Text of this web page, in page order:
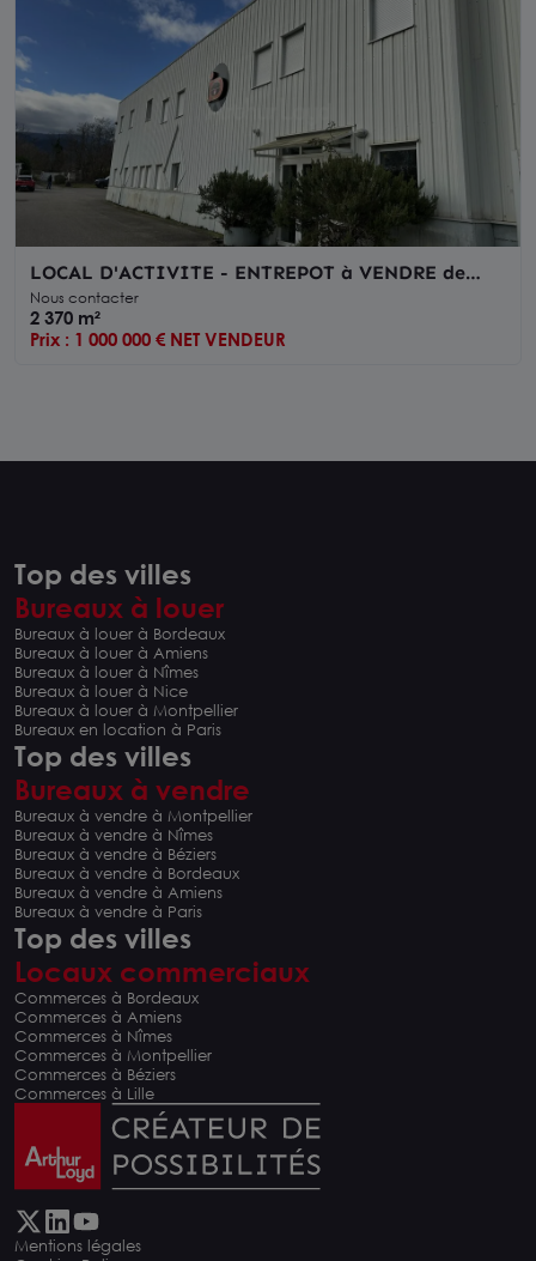
LOCAL D'ACTIVITE - ENTREPOT à VENDRE de
2370 m²
Nous contacter
2 370 m²
Prix : 1 000 000 € NET VENDEUR
Top des villes
Bureaux à louer
Bureaux à louer à Bordeaux
Bureaux à louer à Amiens
Bureaux à louer à Nîmes
Bureaux à louer à Nice
Bureaux à louer à Montpellier
Bureaux en location à Paris
Top des villes
Bureaux à vendre
Bureaux à vendre à Montpellier
Bureaux à vendre à Nîmes
Bureaux à vendre à Béziers
Bureaux à vendre à Bordeaux
Bureaux à vendre à Amiens
Bureaux à vendre à Paris
Top des villes
Locaux commerciaux
Commerces à Bordeaux
Commerces à Amiens
Commerces à Nîmes
Commerces à Montpellier
Commerces à Béziers
Commerces à Lille
Mentions légales